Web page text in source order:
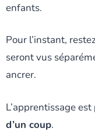
enfants.
Pour l’instant,
seront vus
ancrer.
L’apprentissage
d’un coup.